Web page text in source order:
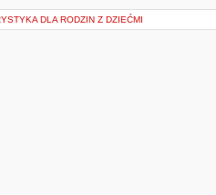
DLA RODZIN Z DZIEĆMI